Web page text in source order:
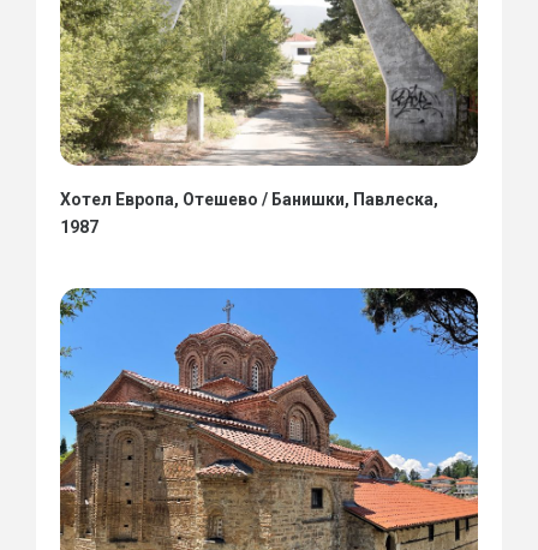
Хотел Европа, Отешево / Банишки, Павлеска,
1987